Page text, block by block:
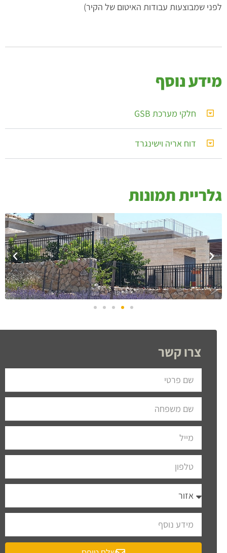
שמבוצעות עבודות האיטום של הקיר)
נוסף
חלקי מערכת GSB
דוח אריה וישינגרד
תמונות
צרו קשר